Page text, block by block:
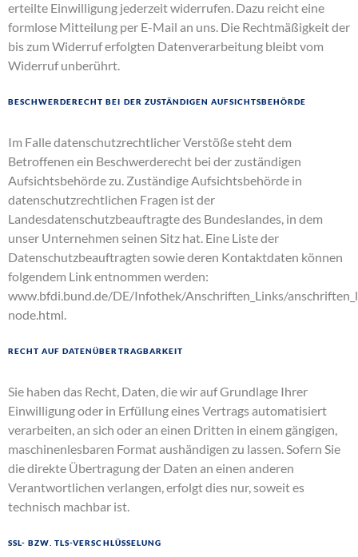
erteilte Einwilligung jederzeit widerrufen. Dazu reicht eine
formlose Mitteilung per E-Mail an uns. Die Rechtmäßigkeit der
bis zum Widerruf erfolgten Datenverarbeitung bleibt vom
Widerruf unberührt.
Beschwerderecht bei der zuständigen Aufsichtsbehörde
Im Falle datenschutzrechtlicher Verstöße steht dem
Betroffenen ein Beschwerderecht bei der zuständigen
Aufsichtsbehörde zu. Zuständige Aufsichtsbehörde in
datenschutzrechtlichen Fragen ist der
Landesdatenschutzbeauftragte des Bundeslandes, in dem
unser Unternehmen seinen Sitz hat. Eine Liste der
Datenschutzbeauftragten sowie deren Kontaktdaten können
folgendem Link entnommen werden:
www.bfdi.bund.de/DE/Infothek/Anschriften_Links/
node.html.
Recht auf Datenübertragbarkeit
Sie haben das Recht, Daten, die wir auf Grundlage Ihrer
Einwilligung oder in Erfüllung eines Vertrags automatisiert
verarbeiten, an sich oder an einen Dritten in einem gängigen,
maschinenlesbaren Format aushändigen zu lassen. Sofern Sie
die direkte Übertragung der Daten an einen anderen
Verantwortlichen verlangen, erfolgt dies nur, soweit es
technisch machbar ist.
SSL- bzw. TLS-Verschlüsselung